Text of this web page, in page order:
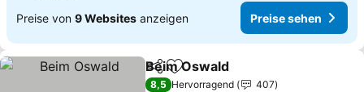
Preise von 9 Websites anzeigen Preise sehen
TeilenZu Favoriten hinzufügen
Beim Oswald
8,5 Hervorragend
407